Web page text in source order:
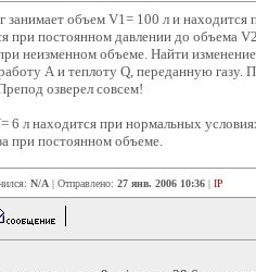
занимает объем V1= 100 л и
при постоянном давлении до объема
неизменном объеме. Найти
А и теплоту Q, переданную газу.
озверел совсем!
6 л находится при нормальных
при постоянном объеме.
N/A | Отправлено: 27 янв. 2006 10:36 | IP